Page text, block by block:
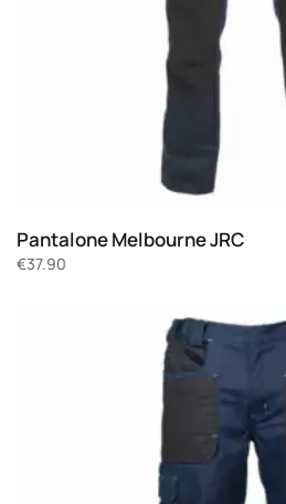
Pantalone Melbourne JRC
€37.90